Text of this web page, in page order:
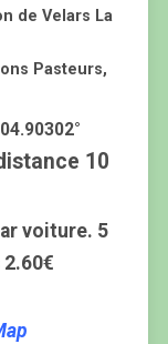
de Velars La
Pasteurs,
10
voiture. 5